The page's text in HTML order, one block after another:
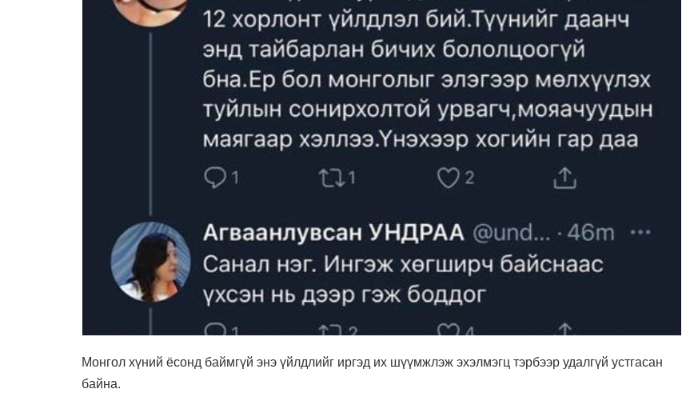
Монгол хүний ёсонд баймгүй энэ үйлдлийг иргэд их шүүмжлэж эхэлмэгц тэрбээр удалгүй устгасан
байна.